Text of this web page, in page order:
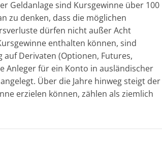
Geldanlage sind Kursgewinne über 100
zu denken, dass die möglichen
dürfen nicht außer Acht
enthalten können, sind
auf Derivaten (Optionen, Futures,
Anleger für ein Konto in ausländischer
Über die Jahre hinweg steigt der
erzielen können, zählen als ziemlich